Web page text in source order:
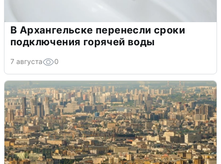
В Архангельске перенесли сроки
подключения горячей воды
7 августа 0